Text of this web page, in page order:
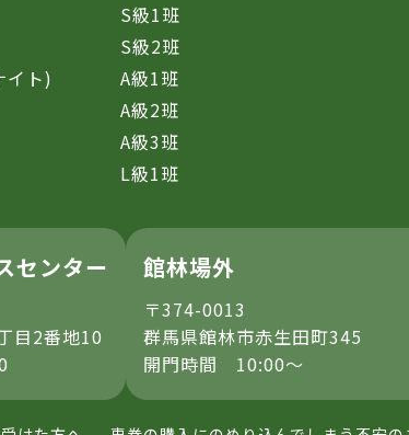
イト)
S級1班
S級2班
A級1班
A級2班
A級3班
L級1班
センター
目2番地10
館林場外
〒374-0013
群馬県館林市赤生田町345
開門時間 10:00～